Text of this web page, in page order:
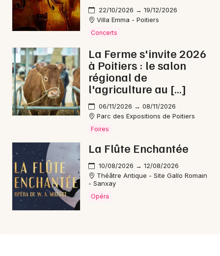
22/10/2026 → 19/12/2026
Villa Emma - Poitiers
Concerts
La Ferme s'invite 2026
à Poitiers : le salon
régional de
l'agriculture au […]
06/11/2026 → 08/11/2026
Parc des Expositions de Poitiers
Foires
La Flûte Enchantée
10/08/2026 → 12/08/2026
Théâtre Antique - Site Gallo Romain
- Sanxay
Opéra